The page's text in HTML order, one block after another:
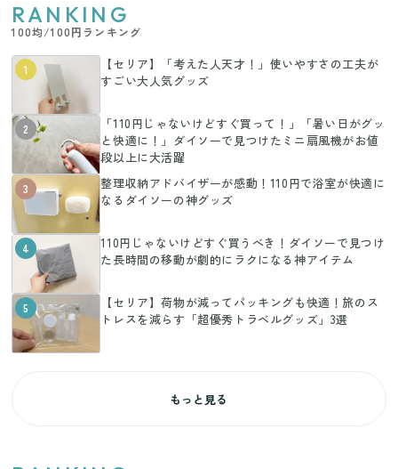
RANKING
100均/100円ランキング
1
【セリア】「考えた人天才！」使いやすさの工夫が
すごい大人気グッズ
2
「110円じゃないけどすぐ買って！」「暑い日がグッ
と快適に！」ダイソーで見つけたミニ扇風機がお値
段以上に大活躍
3
整理収納アドバイザーが感動！110円で浴室が快適に
なるダイソーの神グッズ
4
110円じゃないけどすぐ買うべき！ダイソーで見つけ
た長時間の移動が劇的にラクになる神アイテム
5
【セリア】荷物が減ってパッキングも快適！旅のス
トレスを減らす「超優秀トラベルグッズ」3選
もっと見る